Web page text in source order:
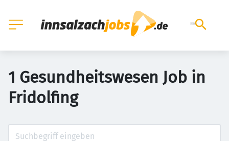
1 Gesundheitswesen Job in
Fridolfing